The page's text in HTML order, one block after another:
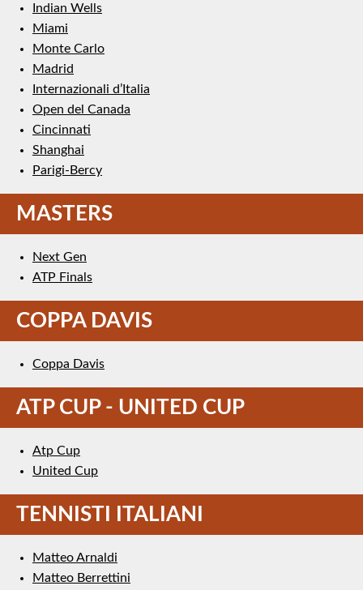
Indian Wells
Miami
Monte Carlo
Madrid
Internazionali d’Italia
Open del Canada
Cincinnati
Shanghai
Parigi-Bercy
MASTERS
Next Gen
ATP Finals
COPPA DAVIS
Coppa Davis
ATP CUP - UNITED CUP
Atp Cup
United Cup
TENNISTI ITALIANI
Matteo Arnaldi
Matteo Berrettini